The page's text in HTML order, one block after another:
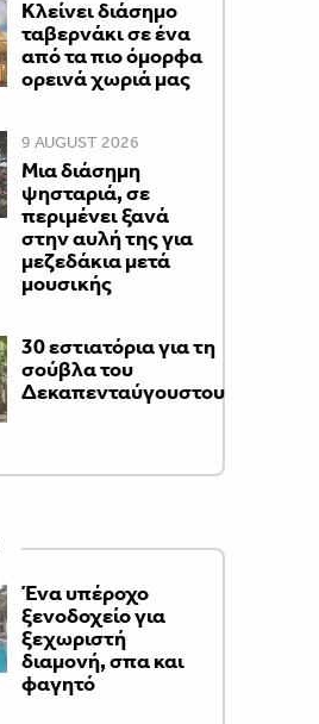
Κλείνει διάσημο
ταβερνάκι σε ένα
από τα πιο όμορφα
ορεινά χωριά μας
9 AUGUST 2026
Μια διάσημη
ψησταριά, σε
περιμένει ξανά
στην αυλή της για
μεζεδάκια μετά
μουσικής
30 εστιατόρια για τη
σούβλα του
Δεκαπενταύγουστου
Ένα υπέροχο
ξενοδοχείο για
ξεχωριστή
διαμονή, σπα και
φαγητό